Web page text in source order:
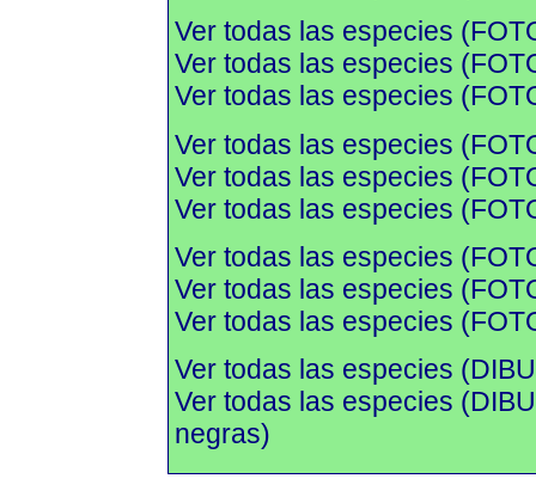
Ver todas las especies
Ver todas las especies
Ver todas las especies
Ver todas las especies
Ver todas las especies
Ver todas las especies
Ver todas las especies
Ver todas las especies
Ver todas las especies
Ver todas las especies
Ver todas las especies
negras)